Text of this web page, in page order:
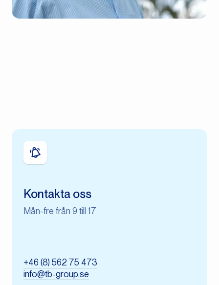
Kontakta oss
Mån-fre från 9 till 17
+46 (8) 562 75 473
info@tb-group.se